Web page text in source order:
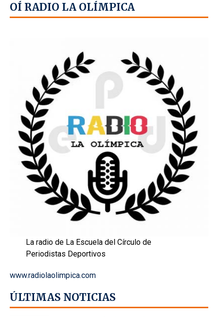
OÍ RADIO LA OLÍMPICA
La radio de La Escuela del Círculo de
Periodistas Deportivos
www.radiolaolimpica.com
ÚLTIMAS NOTICIAS